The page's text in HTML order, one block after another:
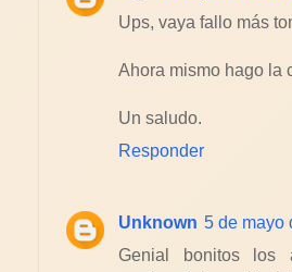
Ups, vaya fallo más
Ahora mismo hago la
Un saludo.
Responder
Unknown 5 de mayo
Genial bonitos los